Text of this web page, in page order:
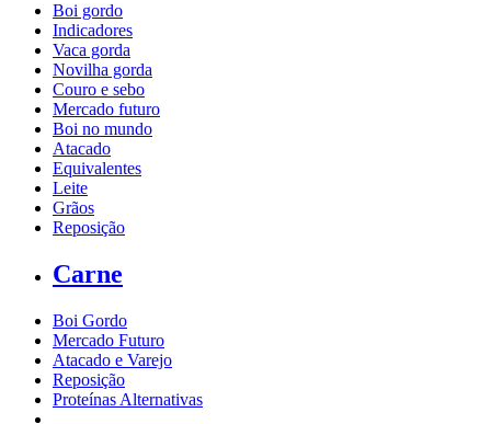
Boi gordo
Indicadores
Vaca gorda
Novilha gorda
Couro e sebo
Mercado futuro
Boi no mundo
Atacado
Equivalentes
Leite
Grãos
Reposição
Carne
Boi Gordo
Mercado Futuro
Atacado e Varejo
Reposição
Proteínas Alternativas